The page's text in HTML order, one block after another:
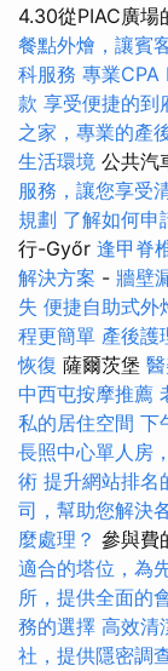
4.30從PIAC廣場
餐點外燴，讓賓
科服務 專業CPA
款 享受便捷的到
之家，專業的產
生活環境 公共汽
服務，讓您享受
規劃 了解如何申
行-Győr 逢甲脊
解決方案 - 牆壁
失 便捷自助式外
程更簡單 產後護
恢復 薩爾茨堡
中西屯按摩推薦
私的居住空間 下
長照中心單人房
術 提升網站排名
司，幫助您解決
麼處理？ 參與費
適合的塔位，為
所，提供全面的
務的選擇 高效清
社，提供隱密調